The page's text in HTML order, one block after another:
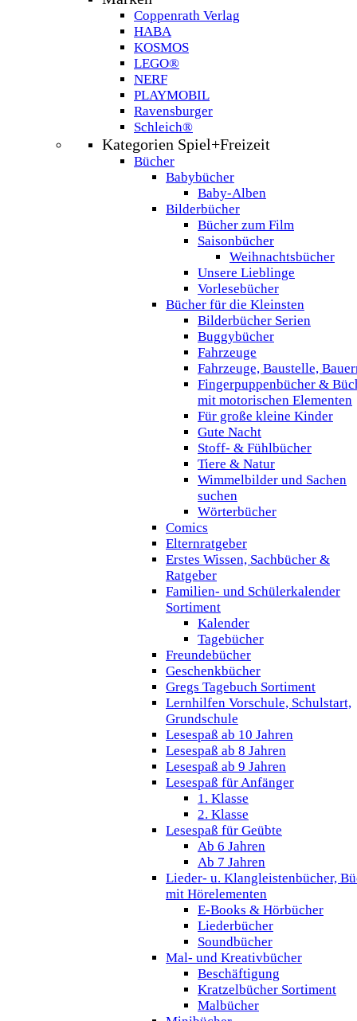
Coppenrath Verlag
HABA
KOSMOS
LEGO®
NERF
PLAYMOBIL
Ravensburger
Schleich®
Kategorien Spiel+Freizeit
Bücher
Babybücher
Baby-Alben
Bilderbücher
Bücher zum Film
Saisonbücher
Weihnachtsbücher
Unsere Lieblinge
Vorlesebücher
Bücher für die Kleinsten
Bilderbücher Serien
Buggybücher
Fahrzeuge
Fahrzeuge, Baustelle,
Fingerpuppenbücher &
mit motorischen Elementen
Für große kleine Kinder
Gute Nacht
Stoff- & Fühlbücher
Tiere & Natur
Wimmelbilder und Sachen
suchen
Wörterbücher
Comics
Elternratgeber
Erstes Wissen, Sachbücher &
Ratgeber
Familien- und Schülerkalender
Sortiment
Kalender
Tagebücher
Freundebücher
Geschenkbücher
Gregs Tagebuch Sortiment
Lernhilfen Vorschule, Schulstart,
Grundschule
Lesespaß ab 10 Jahren
Lesespaß ab 8 Jahren
Lesespaß ab 9 Jahren
Lesespaß für Anfänger
1. Klasse
2. Klasse
Lesespaß für Geübte
Ab 6 Jahren
Ab 7 Jahren
Lieder- u. Klangleistenbücher,
mit Hörelementen
E-Books & Hörbücher
Liederbücher
Soundbücher
Mal- und Kreativbücher
Beschäftigung
Kratzelbücher Sortiment
Malbücher